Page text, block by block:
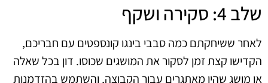
שלב 4: סקירה ושקף
לאחר ששיחקתם כמה סבבי בינגו קונספטים עם חבריכם,
הקדישו קצת זמן לסקור את המושגים שכוסו. דון בכל שאלה
או מושג שהיו מאתגרים עבור הקבוצה, והשתמש בהזדמנות